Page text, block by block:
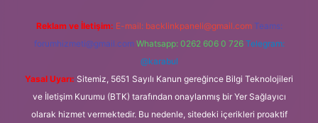
Reklam ve İletişim: E-mail: backlinkpaneli@gmail.com Teams:
forumhizmeti@gmail.com Whatsapp: 0262 606 0 726 Telegram:
@karabul
Yasal Uyarı: Sitemiz, 5651 Sayılı Kanun gereğince Bilgi Teknolojileri
ve İletişim Kurumu (BTK) tarafından onaylanmış bir Yer Sağlayıcı
olarak hizmet vermektedir. Bu nedenle, sitedeki içerikleri proaktif